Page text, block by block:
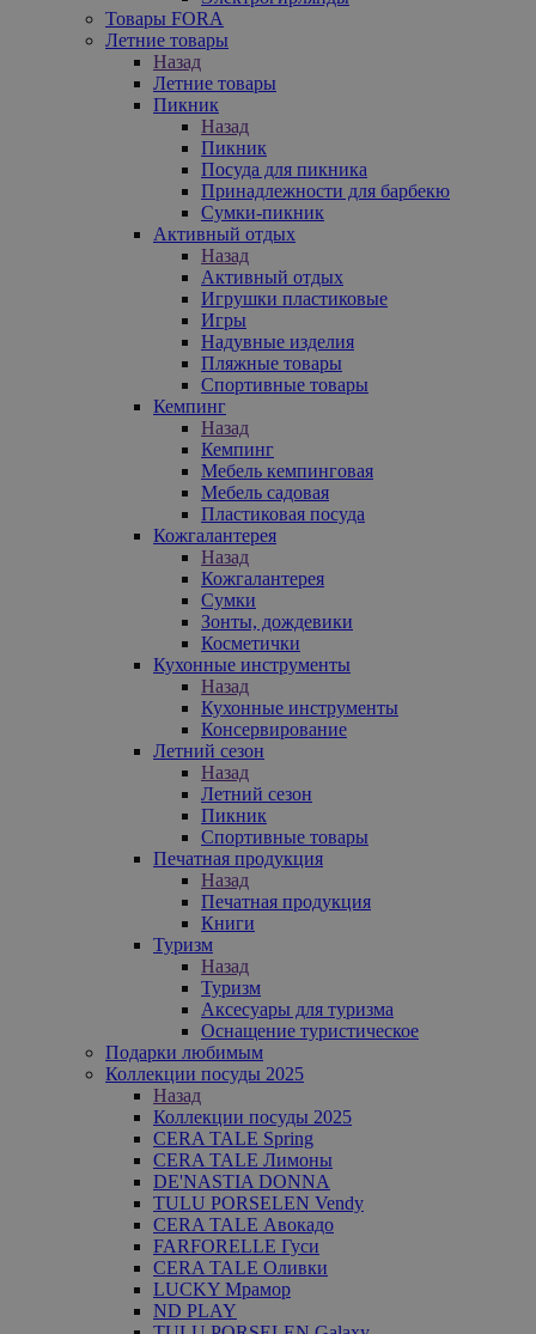
Товары FORA
Летние товары
Назад
Летние товары
Пикник
Назад
Пикник
Посуда для пикника
Принадлежности для барбекю
Сумки-пикник
Активный отдых
Назад
Активный отдых
Игрушки пластиковые
Игры
Надувные изделия
Пляжные товары
Спортивные товары
Кемпинг
Назад
Кемпинг
Мебель кемпинговая
Мебель садовая
Пластиковая посуда
Кожгалантерея
Назад
Кожгалантерея
Сумки
Зонты, дождевики
Косметички
Кухонные инструменты
Назад
Кухонные инструменты
Консервирование
Летний сезон
Назад
Летний сезон
Пикник
Спортивные товары
Печатная продукция
Назад
Печатная продукция
Книги
Туризм
Назад
Туризм
Аксесуары для туризма
Оснащение туристическое
Подарки любимым
Коллекции посуды 2025
Назад
Коллекции посуды 2025
CERA TALE Spring
CERA TALE Лимоны
DE'NASTIA DONNA
TULU PORSELEN Vendy
CERA TALE Авокадо
FARFORELLE Гуси
CERA TALE Оливки
LUCKY Мрамор
ND PLAY